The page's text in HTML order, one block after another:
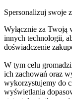
Spersonalizuj swoje
Wyłącznie za
innych technologii,
doświadczenie
W tym celu
ich zachowań oraz
wykorzystujemy do
wyświetlania